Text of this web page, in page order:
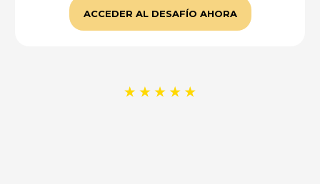
ACCEDER AL DESAFÍO AHORA